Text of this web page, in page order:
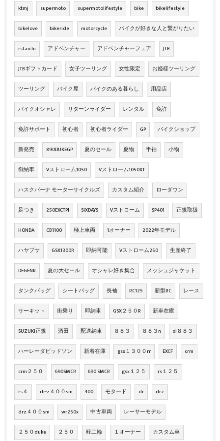
ktmj supermoto supermotolifestyle bike bikelifestyle
bikelove bikeride motorcycle バイクが好きな人と繋がりたい
rstaichi アドベンチャー アドベンチャーフェア JTB
JTBギフトカード 女子ツーリング 女性限定 お姫様ツーリング
ツーリング バイク屋 バイクのある暮らし 用品店
バイクオシャレ リターンライダー レンタル 免許
免許サポート 初心者 初心者ライダー GP バイクショップ
新発売 890DUKEGP 夏のセール 夏物 半袖 小物
御納車 Vストローム1050 Vストローム1050XT
ハスクバーナ モーターサイクルズ カスタム紹介 ローダウン
足つき 250EXCTPI SIXDAYS Vストローム SP401 正規取扱
HONDA CB1100 極上車両 1オーナー 2022年モデル
ハヤブサ GSX1300R 即納可能 Vストローム250 生産終了
DEGENR 夏の大セール オシャレ好き集合 メッシュジャケット
タンクバッグ シートバッグ 長袖 RC125 新型RC レース
サーキット 街乗り 即納車 GSX２５０R 新車在庫
SUZUKI正規 酒田 配送納車 ８８３ ８８３n xl８８３
ハーレーダビッドソン 新着在庫 gsx１３００rr EXCF crm
crm２５０ 690SMCR 690 SMCR gsx１２５ rs１２５
rs４ dr-z４００sm 400 モタード dr drz
drz４００sm wr250x 中古車両 レーサーモデル
２５０duke ２５０ 軽二輪 １オーナー カスタム車